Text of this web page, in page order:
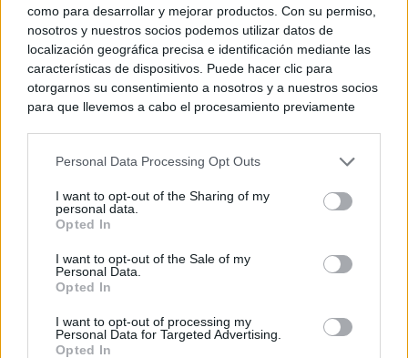
como para desarrollar y mejorar productos. Con su permiso,
nosotros y nuestros socios podemos utilizar datos de
localización geográfica precisa e identificación mediante las
características de dispositivos. Puede hacer clic para
otorgarnos su consentimiento a nosotros y a nuestros socios
para que llevemos a cabo el procesamiento previamente
negar su consentimiento. Tenga en cuenta que algún
de su consentimiento, pero usted tiene el derecho de
rechazar tal procesamiento. Sus preferencias se aplicarán
cualquier momento entrando de nuevo en este sitio web o
visitando nuestra política de privacidad.
Personal Data Processing Opt Outs
I want to opt-out of the Sharing of my
personal data.
Opted In
I want to opt-out of the Sale of my
Personal Data.
Opted In
I want to opt-out of processing my
Personal Data for Targeted Advertising.
Opted In